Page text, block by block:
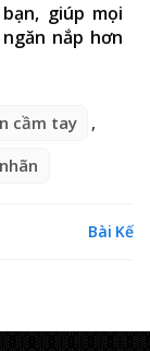
giúp mọi
nắp hơn
cầm tay
,
Bài Kế